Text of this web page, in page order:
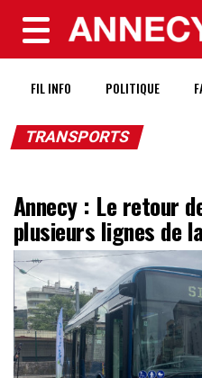
MENU
FIL INFO POLITIQUE
TRANSPORTS
Annecy : Le retour
plusieurs lignes de